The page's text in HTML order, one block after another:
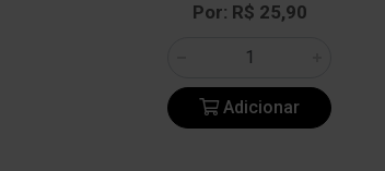
Por: R$ 25,90
Adicionar